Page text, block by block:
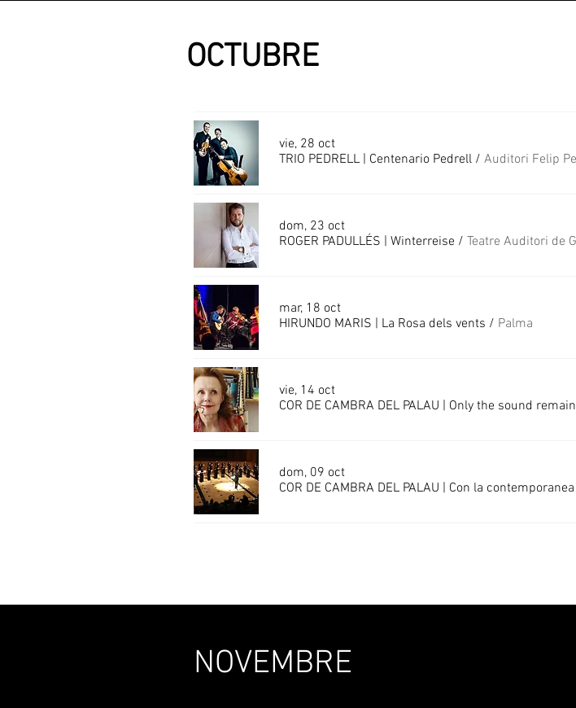
OCTUBRE
vie, 28 oct
TRIO PEDRELL | Centenario Pedrell / Auditori Felip
dom, 23 oct
ROGER PADULLÉS | Winterreise / Teatre Auditori de
mar, 18 oct
HIRUNDO MARIS | La Rosa dels vents / Palma
vie, 14 oct
COR DE CAMBRA DEL PALAU | Only the sound
dom, 09 oct
COR DE CAMBRA DEL PALAU | Con la contemporanea
NOVEMBRE